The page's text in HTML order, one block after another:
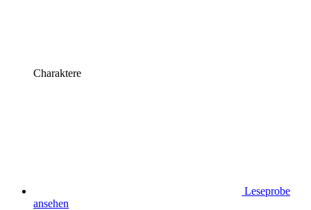
Charaktere
Leseprobe
ansehen